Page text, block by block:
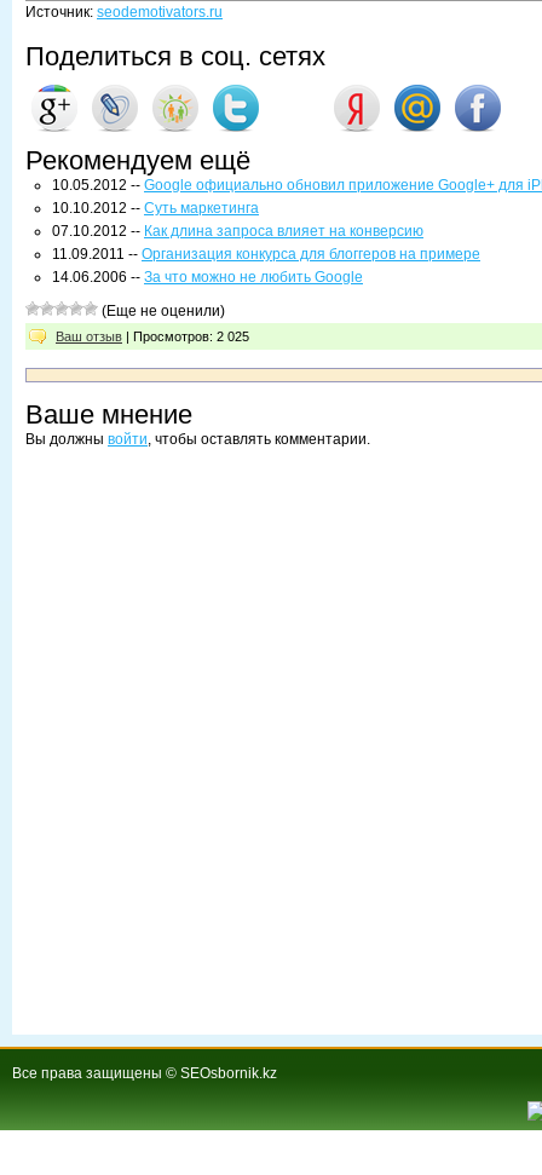
Источник: seodemotivators.ru
Поделиться в соц. сетях
Рекомендуем ещё
10.05.2012 -- Google официально обновил приложение Google+ для
10.10.2012 -- Суть маркетинга
07.10.2012 -- Как длина запроса влияет на конверсию
11.09.2011 -- Организация конкурса для блоггеров на примере
14.06.2006 -- За что можно не любить Google
(Еще не оценили)
Ваш отзыв | Просмотров: 2 025
Ваше мнение
Вы должны войти, чтобы оставлять комментарии.
Все права защищены © SEOsbornik.kz